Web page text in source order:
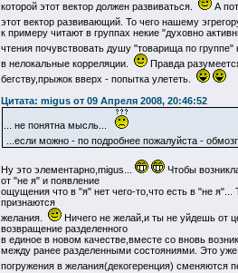
которой этот вектор должен развиваться.
А
этот вектор развивающий. То чего нашему
к примеру читают в группах некие "духовно
чтения почувствовать душу "товарища по
в нелокальные корреляции.
Правда
бегству,прыжок вверх - попытка улететь.
Цитата: migus от 09 Апреля 2008, 20:46:52
... не понятна мысль...
...если можно - по подробнее пожалуйста -
Ну это элементарно,migus...
Чтобы
от "не я" и появление
ощущения что в "я" нет чего-то,что есть в "не
признаются
желания.
Ничего не желай,и ты не уйдешь от
возвращение разделенного
в единое в новом качестве,вместе со вновь
между ранее разделенными состояниями. Это уже
погружения в желания(декогеренция) сменяются